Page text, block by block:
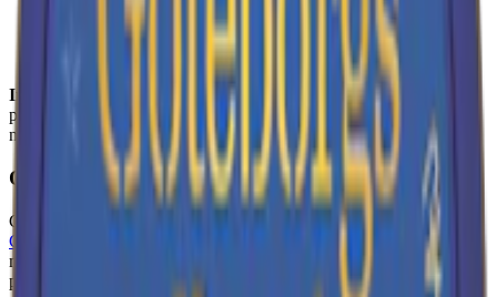
Format/storlek:
minisnus
Ingredienser:
vatten, tobak, fuktighetsbevarande medel (E1520,
propan-1,2-diol), surhetsreglerande medel (E500,
natriumkarbonater), aromer, rökarom samt salt.
Om Göteborgs Rapé White Mini
Göteborgs Rapé mini snus är en mildare och mer diskret variant av
Göteborgs Rapé White Portion
, skapad av Swedish Match. Som ett
mildare
har denna minisnus endast 4 milligram nikotin per
prilla. Det är ca. 50% lägre än en traditionell vit portion. Rapé